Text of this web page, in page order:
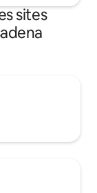
sites